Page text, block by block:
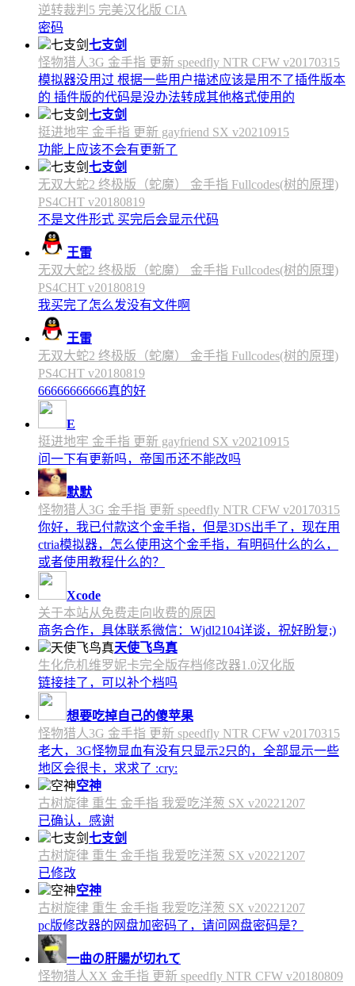
逆转裁判5 完美汉化版 CIA
密码
七支剑
怪物猎人3G 金手指 更新 speedfly NTR CFW v20170315
模拟器没用过 根据一些用户描述应该是用不了插件版本
的 插件版的代码是没办法转成其他格式使用的
七支剑
挺进地牢 金手指 更新 gayfriend SX v20210915
功能上应该不会有更新了
七支剑
无双大蛇2 终极版（蛇魔） 金手指 Fullcodes(树的原理)
PS4CHT v20180819
不是文件形式 买完后会显示代码
王雷
无双大蛇2 终极版（蛇魔） 金手指 Fullcodes(树的原理)
PS4CHT v20180819
我买完了怎么发没有文件啊
王雷
无双大蛇2 终极版（蛇魔） 金手指 Fullcodes(树的原理)
PS4CHT v20180819
66666666666真的好
E
挺进地牢 金手指 更新 gayfriend SX v20210915
问一下有更新吗，帝国币还不能改吗
默默
怪物猎人3G 金手指 更新 speedfly NTR CFW v20170315
你好，我已付款这个金手指，但是3DS出手了，现在用
ctria模拟器，怎么使用这个金手指，有明码什么的么，
或者使用教程什么的？
Xcode
关于本站从免费走向收费的原因
商务合作，具体联系微信：Wjdl2104详谈，祝好盼复;)
天使飞鸟真
生化危机维罗妮卡完全版存档修改器1.0汉化版
链接挂了，可以补个档吗
想要吃掉自己的傻苹果
怪物猎人3G 金手指 更新 speedfly NTR CFW v20170315
老大，3G怪物显血有没有只显示2只的，全部显示一些
地区会很卡，求求了 :cry:
空神
古树旋律 重生 金手指 我爱吃洋葱 SX v20221207
已确认，感谢
七支剑
古树旋律 重生 金手指 我爱吃洋葱 SX v20221207
已修改
空神
古树旋律 重生 金手指 我爱吃洋葱 SX v20221207
pc版修改器的网盘加密码了，请问网盘密码是？
一曲の肝腸が切れて
怪物猎人XX 金手指 更新 speedfly NTR CFW v20180809